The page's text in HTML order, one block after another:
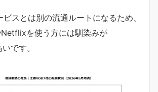
ビスとは別の流通ルートになるため、
を使う方には馴染みが
です。